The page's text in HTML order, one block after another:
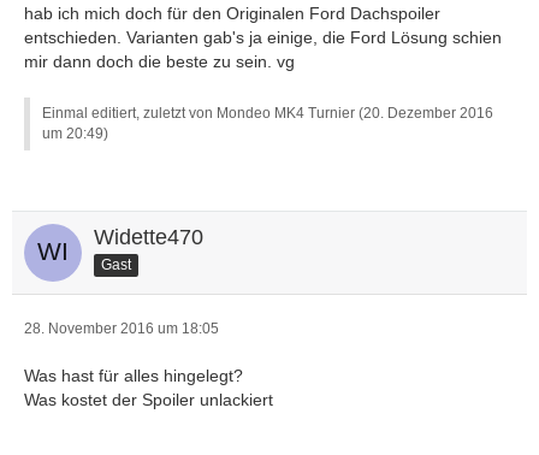
hab ich mich doch für den Originalen Ford Dachspoiler
entschieden. Varianten gab's ja einige, die Ford Lösung schien
mir dann doch die beste zu sein. vg
Einmal editiert, zuletzt von Mondeo MK4 Turnier (20. Dezember 2016
um 20:49)
Widette470
Gast
28. November 2016 um 18:05
Was hast für alles hingelegt?
Was kostet der Spoiler unlackiert